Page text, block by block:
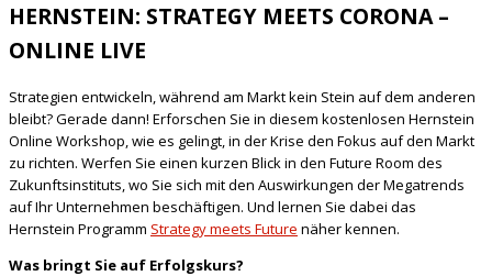
HERNSTEIN: STRATEGY MEETS CORONA –
ONLINE LIVE
Strategien entwickeln, während am Markt kein Stein auf dem anderen
bleibt? Gerade dann! Erforschen Sie in diesem kostenlosen Hernstein
Online Workshop, wie es gelingt, in der Krise den Fokus auf den Markt
zu richten. Werfen Sie einen kurzen Blick in den Future Room des
Zukunftsinstituts, wo Sie sich mit den Auswirkungen der Megatrends
auf Ihr Unternehmen beschäftigen. Und lernen Sie dabei das
Hernstein Programm Strategy meets Future näher kennen.
Was bringt Sie auf Erfolgskurs?